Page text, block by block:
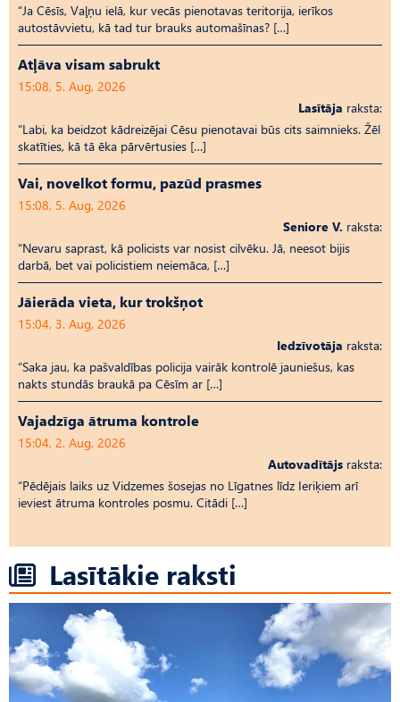
“Ja Cēsīs, Vaļņu ielā, kur vecās pienotavas teritorija, ierīkos
autostāvvietu, kā tad tur brauks automašīnas? […]
Atļāva visam sabrukt
15:08, 5. Aug, 2026
Lasītāja raksta:
“Labi, ka beidzot kādreizējai Cēsu pienotavai būs cits saimnieks. Žēl
skatīties, kā tā ēka pārvērtusies […]
Vai, novelkot formu, pazūd prasmes
15:08, 5. Aug, 2026
Seniore V. raksta:
“Nevaru saprast, kā policists var nosist cilvēku. Jā, neesot bijis
darbā, bet vai policistiem neiemāca, […]
Jāierāda vieta, kur trokšņot
15:04, 3. Aug, 2026
Iedzīvotāja raksta:
“Saka jau, ka pašvaldības policija vairāk kontrolē jauniešus, kas
nakts stundās braukā pa Cēsīm ar […]
Vajadzīga ātruma kontrole
15:04, 2. Aug, 2026
Autovadītājs raksta:
“Pēdējais laiks uz Vid­ze­mes šosejas no Līgatnes līdz Ieriķiem arī
ieviest ātruma kontroles posmu. Citādi […]
Lasītākie raksti